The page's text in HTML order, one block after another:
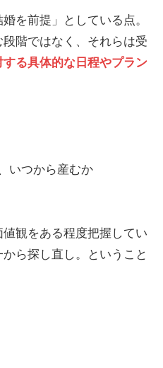
を前提」としている点。
階ではなく、それらは受
する具体的な日程やプラン
いつから産むか
観をある程度把握してい
ら探し直し。ということ